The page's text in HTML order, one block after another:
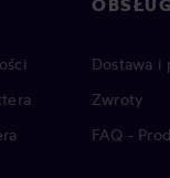
Dostawa i
Zwroty
FAQ -